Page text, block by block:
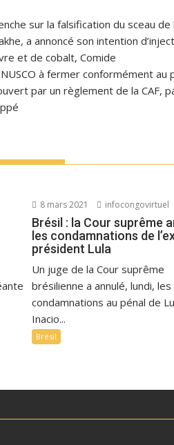
sur la falsification du sceau de
a annoncé son intention
et de cobalt, Comide
à fermer conformément au
par un règlement de la CAF,
8 mars 2021 infocongovirtuel
Brésil : la Cour suprême
les condamnations de
président Lula
Un juge de la Cour suprême
brésilienne a annulé, lundi, les
condamnations au pénal de
Inacio...
Brésil